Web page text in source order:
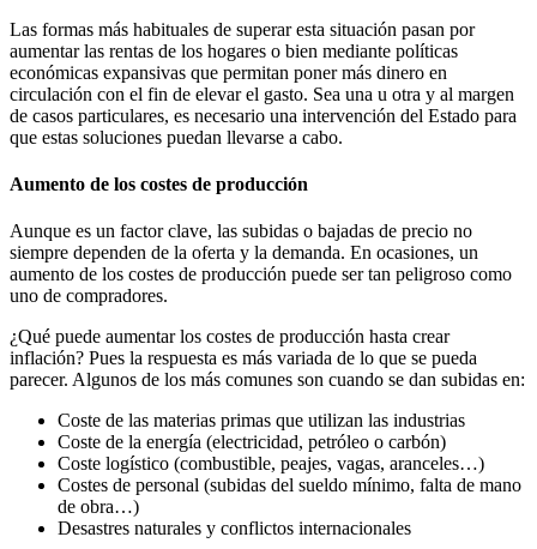
Las formas más habituales de superar esta situación pasan por
aumentar las rentas de los hogares o bien mediante políticas
económicas expansivas que permitan poner más dinero en
circulación con el fin de elevar el gasto. Sea una u otra y al margen
de casos particulares, es necesario una intervención del Estado para
que estas soluciones puedan llevarse a cabo.
Aumento de los costes de producción
Aunque es un factor clave, las subidas o bajadas de precio no
siempre dependen de la oferta y la demanda. En ocasiones, un
aumento de los costes de producción puede ser tan peligroso como
uno de compradores.
¿Qué puede aumentar los costes de producción hasta crear
inflación? Pues la respuesta es más variada de lo que se pueda
parecer. Algunos de los más comunes son cuando se dan subidas en:
Coste de las materias primas que utilizan las industrias
Coste de la energía (electricidad, petróleo o carbón)
Coste logístico (combustible, peajes, vagas, aranceles…)
Costes de personal (subidas del sueldo mínimo, falta de mano
de obra…)
Desastres naturales y conflictos internacionales